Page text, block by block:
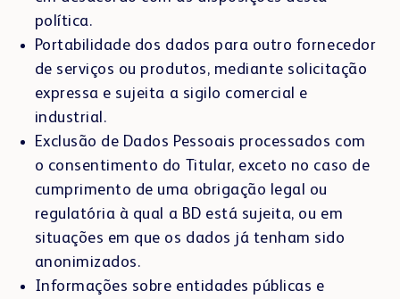
política.
Portabilidade dos dados para outro fornecedor
de serviços ou produtos, mediante solicitação
expressa e sujeita a sigilo comercial e
industrial.
Exclusão de Dados Pessoais processados com
o consentimento do Titular, exceto no caso de
cumprimento de uma obrigação legal ou
regulatória à qual a BD está sujeita, ou em
situações em que os dados já tenham sido
anonimizados.
Informações sobre entidades públicas e